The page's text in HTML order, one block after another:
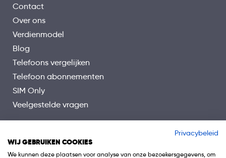
Contact
Over ons
Verdienmodel
Blog
Telefoons vergelijken
Telefoon abonnementen
SIM Only
Veelgestelde vragen
Privacybeleid
WIJ GEBRUIKEN COOKIES
We kunnen deze plaatsen voor analyse van onze bezoekersgegevens, om